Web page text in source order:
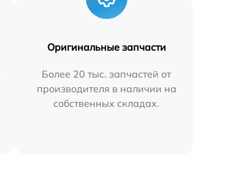
Оригинальные запчасти
Более 20 тыс. запчастей от
производителя в наличии на
собственных складах.